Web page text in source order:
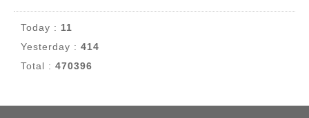
Today : 11
Yesterday : 414
Total : 470396